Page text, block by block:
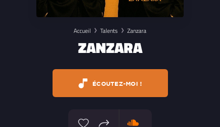
Accueil Talents Zanzara
ZANZARA
ÉCOUTEZ-MOI !